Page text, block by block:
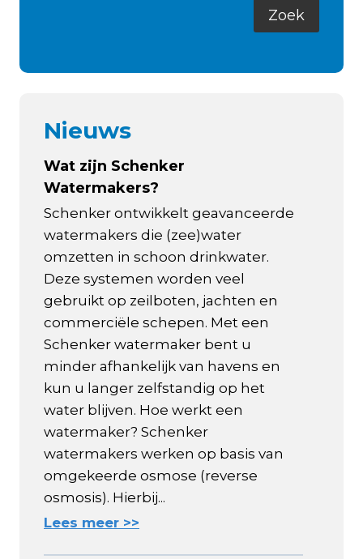
Nieuws
Wat zijn Schenker
Watermakers?
Schenker ontwikkelt geavanceerde
watermakers die (zee)water
omzetten in schoon drinkwater.
Deze systemen worden veel
gebruikt op zeilboten, jachten en
commerciële schepen. Met een
Schenker watermaker bent u
minder afhankelijk van havens en
kun u langer zelfstandig op het
water blijven. Hoe werkt een
watermaker? Schenker
watermakers werken op basis van
omgekeerde osmose (reverse
osmosis). Hierbij...
Lees meer >>